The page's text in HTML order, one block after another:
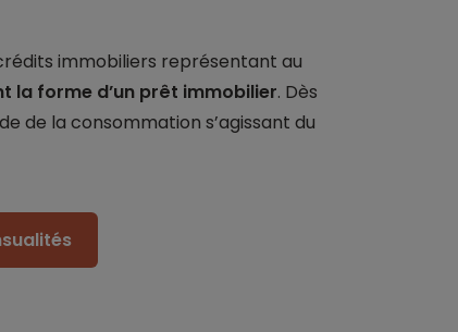
immobiliers représentant au
la forme d’un prêt immobilier. Dès
de la consommation s’agissant du